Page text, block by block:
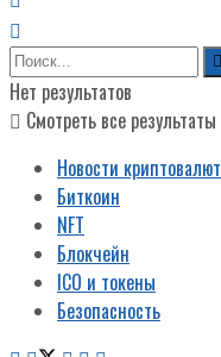
Нет результатов
Смотреть все результаты
Новости криптовалют
Биткоин
NFT
Блокчейн
ICO и токены
Безопасность